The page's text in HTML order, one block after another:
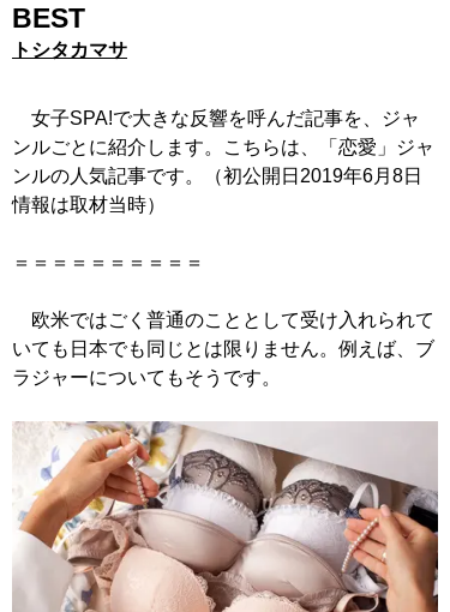
BEST
トシタカマサ
女子SPA!で大きな反響を呼んだ記事を、ジャ
ンルごとに紹介します。こちらは、「恋愛」ジャ
ンルの人気記事です。（初公開日2019年6月8日
情報は取材当時）
＝＝＝＝＝＝＝＝＝＝
欧米ではごく普通のこととして受け入れられて
いても日本でも同じとは限りません。例えば、ブ
ラジャーについてもそうです。